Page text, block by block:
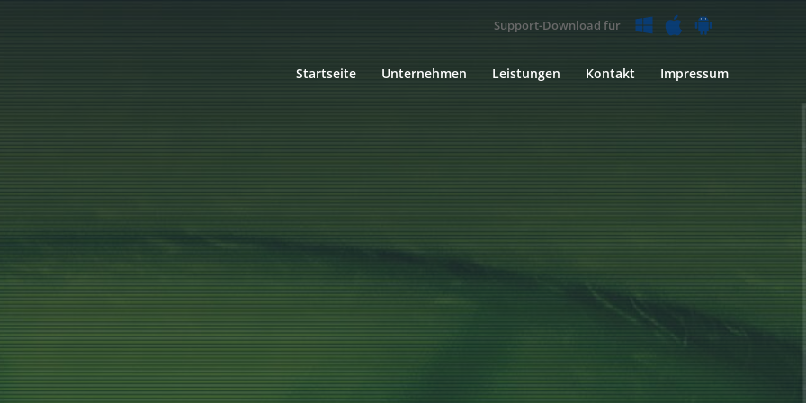
Support-Download für
Startseite Unternehmen Leistungen Kontakt Impressum